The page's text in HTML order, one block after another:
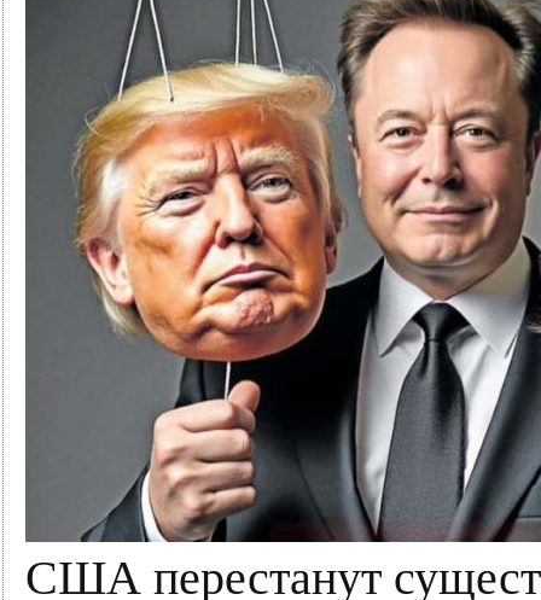
США перестанут